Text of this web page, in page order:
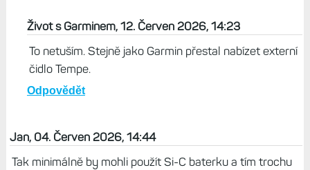
Život s Garminem, 12. Červen 2026, 14:23
To netuším. Stejně jako Garmin přestal nabízet externí
čidlo Tempe.
Odpovědět
Jan, 04. Červen 2026, 14:44
Tak minimálně by mohli použít Si-C baterku a tím trochu